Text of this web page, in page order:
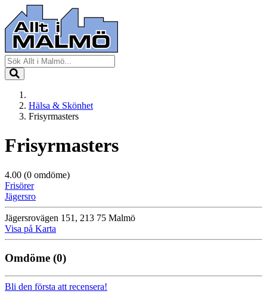
Hälsa & Skönhet
Frisyrmasters
Frisyrmasters
4.00 (0 omdöme)
Frisörer
Jägersro
Jägersrovägen 151, 213 75 Malmö
Visa på Karta
Omdöme (0)
Bli den första att recensera!